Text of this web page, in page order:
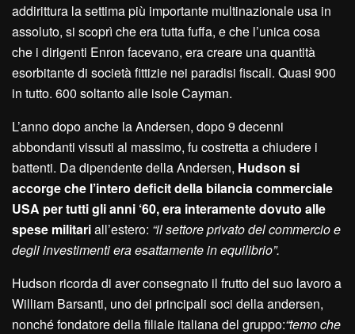
addirittura la settima più importante multinazionale usa in
assoluto, si scoprì che era tutta fuffa, e che l’unica cosa
che i dirigenti Enron facevano, era creare una quantità
esorbitante di società fittizie nei paradisi fiscali. Quasi 900
in tutto. 600 soltanto alle isole Cayman.
L’anno dopo anche la Andersen, dopo 9 decenni
abbondanti vissuti al massimo, fu costretta a chiudere i
battenti. Da dipendente della Andersen, Hudson si
accorge che l’intero deficit della bilancia commerciale
USA per tutti gli anni ‘60, era interamente dovuto alle
spese militariall’estero: “il settore privato del commercio e
degli investimenti era esattamente in equilibrio”.
Hudson ricorda di aver consegnato il frutto del suo lavoro a
William Barsanti, uno dei principali soci della andersen,
nonché fondatore della filiale italiana del gruppo:“temo che